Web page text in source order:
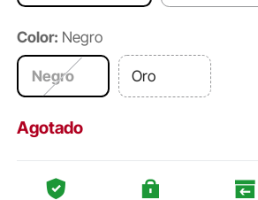
Color: Negro
Negro Oro
Agotado